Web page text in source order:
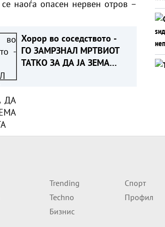
наоѓа опасен нервен отров –
Хорор во соседството -
ГО ЗАМРЗНАЛ МРТВИОТ
ТАТКО ЗА ДА ЈА ЗЕМА
Trending
Techno
Бизнис
Спорт
Профил